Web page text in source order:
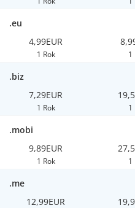
.eu
4,99EUR
1 Rok 1
.biz
7,29EUR
1 Rok 1
.mobi
9,89EUR
1 Rok 1
.me
12,99EUR